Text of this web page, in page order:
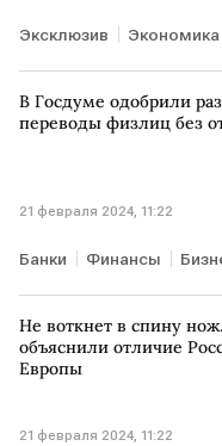
Эксклюзив Экономика
США РОССИЯ
СВО
В Госдуме одобрили
переводы физлиц без
21 февраля 2024, 11:22
Банки Финансы
лимит на переводы
Не воткнет в спину
объяснили отличие
Европы
21 февраля 2024, 11:22